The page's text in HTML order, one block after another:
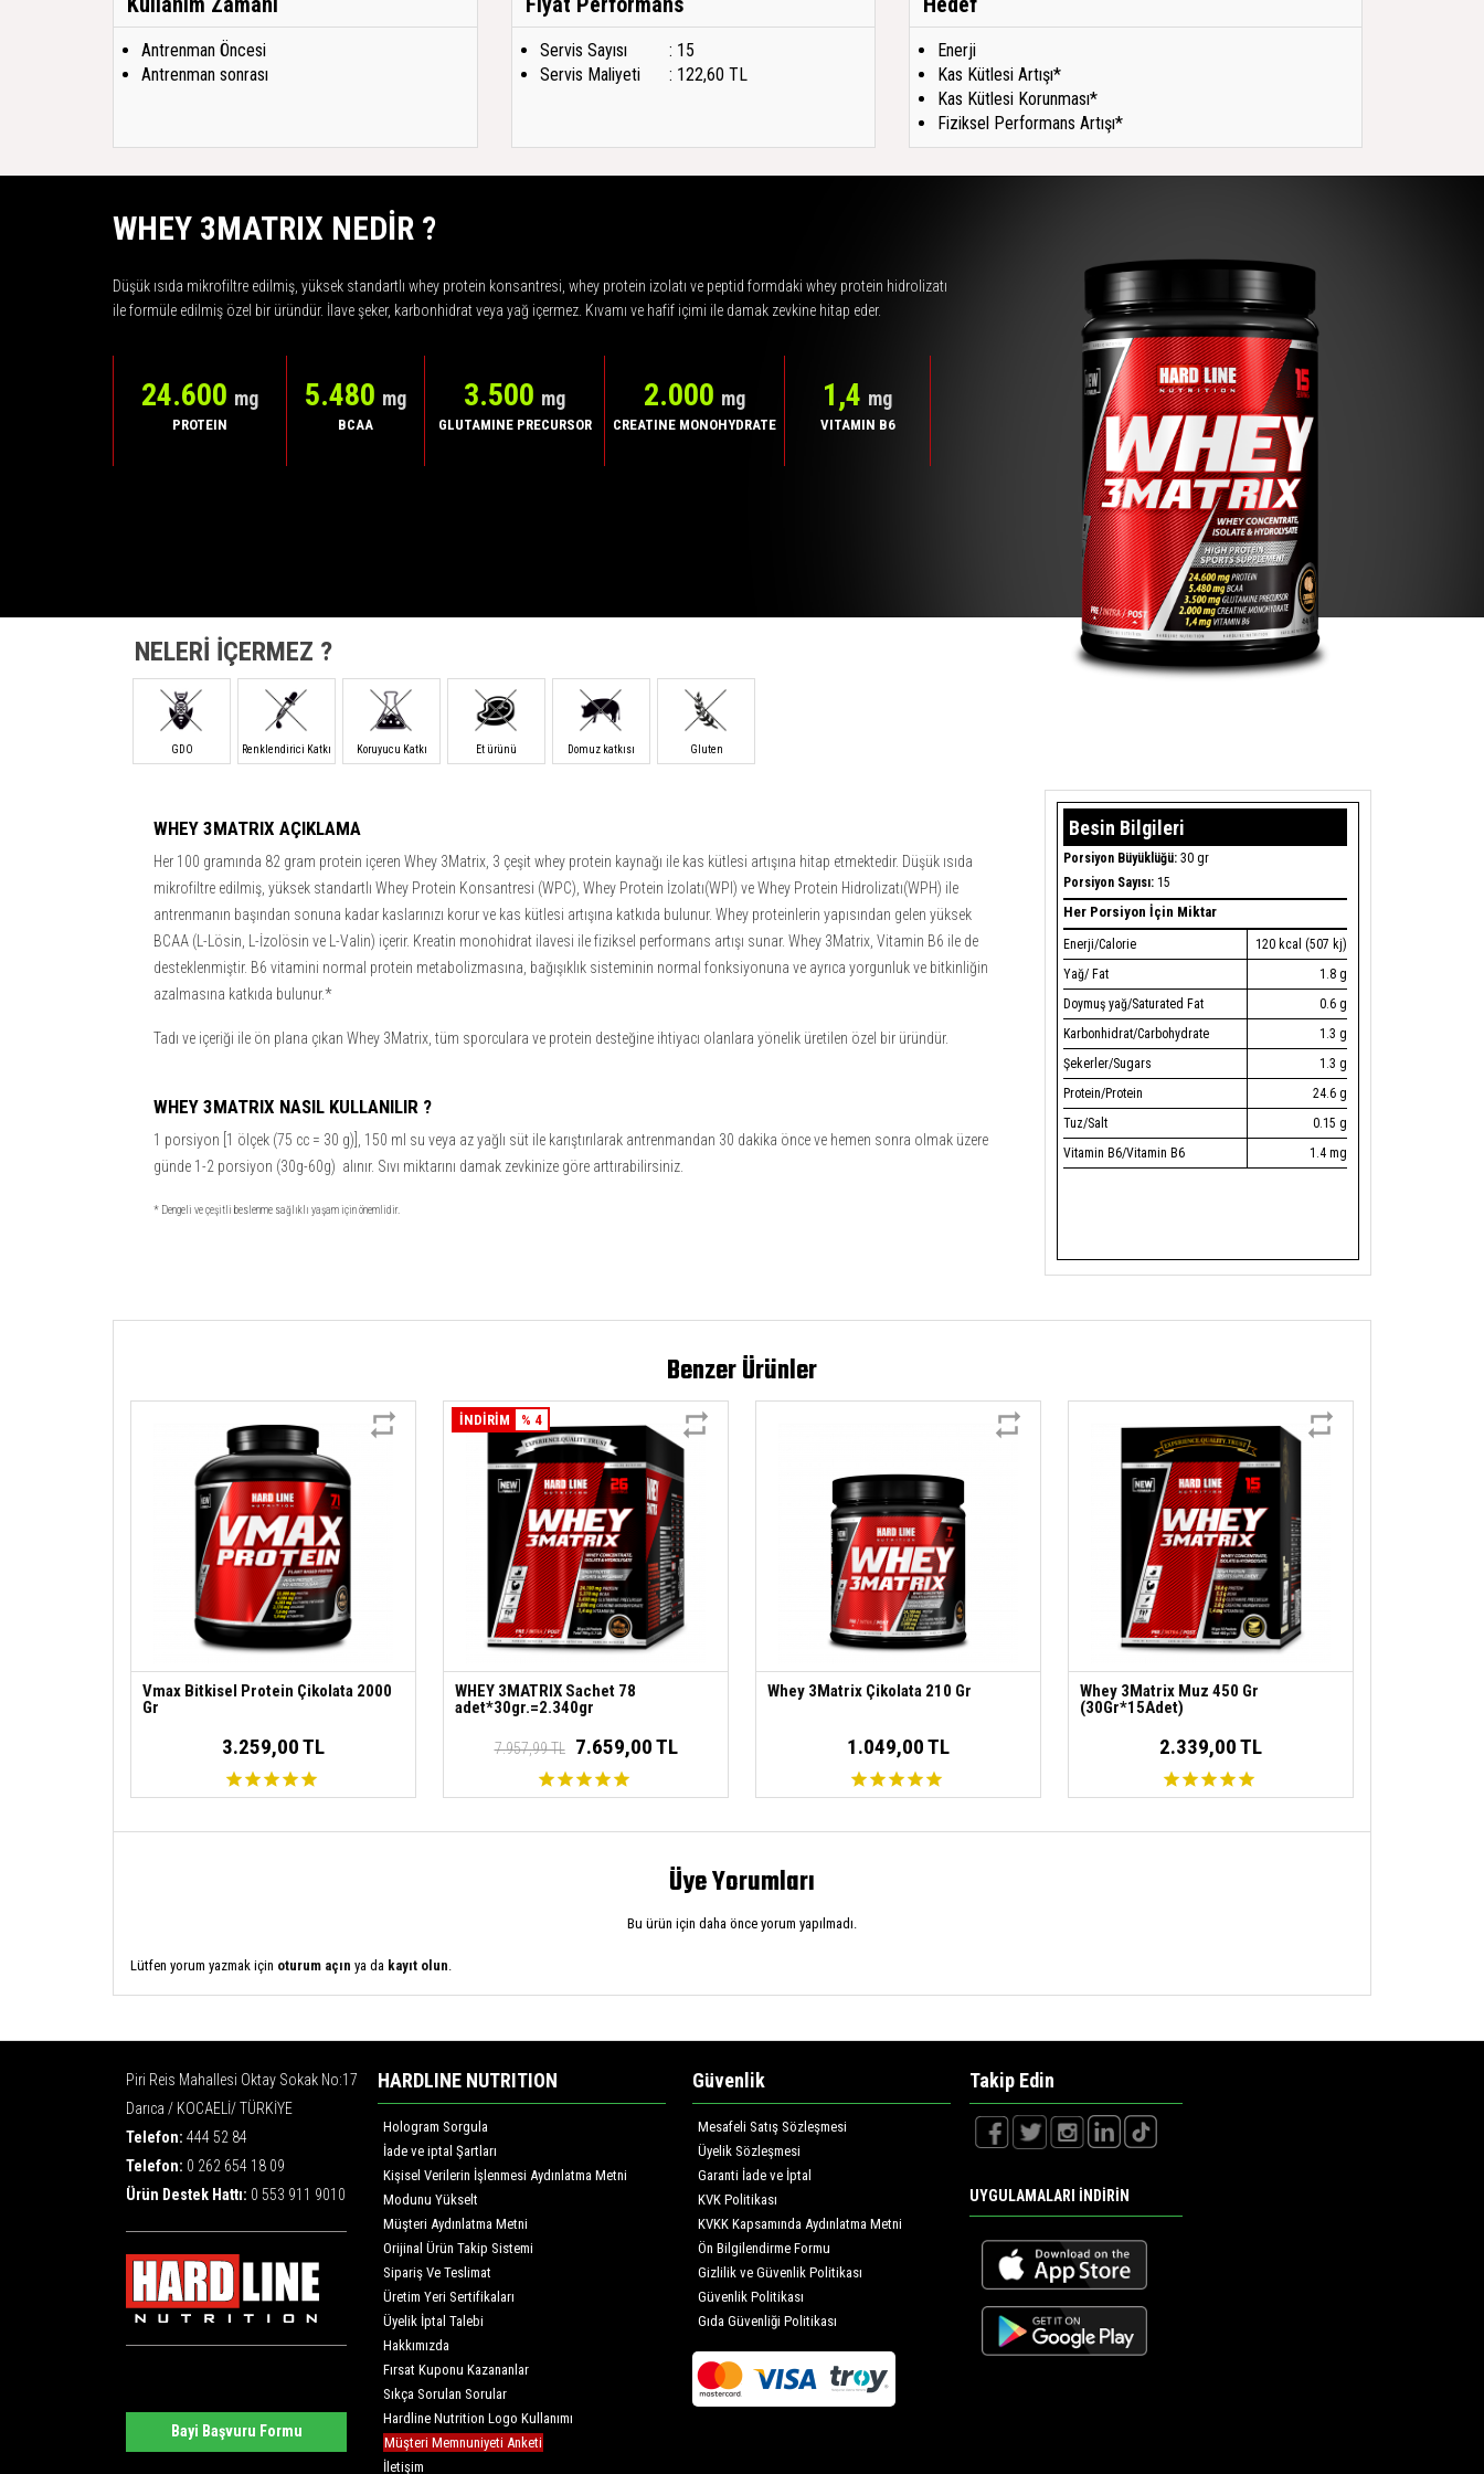
Antrenman Öncesi
Antrenman sonrası
Servis Sayısı
: 15
Servis Maliyeti
: 122,60 TL
Enerji
Kas Kütlesi Artışı*
Kas Kütlesi Korunması*
Fiziksel Performans Artışı*
WHEY 3MATRIX NEDİR ?
Düşük ısıda mikrofiltre edilmiş, yüksek standartlı whey protein konsantresi, whey protein izolatı ve peptid formdaki whey protein hidrolizatı
ile formüle edilmiş özel bir üründür. İlave şeker, karbonhidrat veya yağ içermez. Kıvamı ve hafif içimi ile damak zevkine hitap eder.
24.600 mg
PROTEIN
5.480 mg
BCAA
3.500 mg
GLUTAMINE PRECURSOR
2.000 mg
CREATINE MONOHYDRATE
1,4 mg
VITAMIN B6
NELERİ İÇERMEZ ?
GDO Renklendirici Katkı Koruyucu Katkı Et ürünü Domuz katkısı Gluten
WHEY 3MATRIX AÇIKLAMA
Her 100 gramında 82 gram protein içeren Whey 3Matrix, 3 çeşit whey protein kaynağı ile kas kütlesi artışına hitap etmektedir. Düşük ısıda
mikrofiltre edilmiş, yüksek standartlı Whey Protein Konsantresi (WPC), Whey Protein İzolatı(WPI) ve Whey Protein Hidrolizatı(WPH) ile
antrenmanın başından sonuna kadar kaslarınızı korur ve kas kütlesi artışına katkıda bulunur. Whey proteinlerin yapısından gelen yüksek
BCAA (L-Lösin, L-İzolösin ve L-Valin) içerir. Kreatin monohidrat ilavesi ile fiziksel performans artışı sunar. Whey 3Matrix, Vitamin B6 ile de
desteklenmiştir. B6 vitamini normal protein metabolizmasına, bağışıklık sisteminin normal fonksiyonuna ve ayrıca yorgunluk ve bitkinliğin
azalmasına katkıda bulunur.*
Tadı ve içeriği ile ön plana çıkan Whey 3Matrix, tüm sporculara ve protein desteğine ihtiyacı olanlara yönelik üretilen özel bir üründür.
WHEY 3MATRIX NASIL KULLANILIR ?
1 porsiyon [1 ölçek (75 cc = 30 g)], 150 ml su veya az yağlı süt ile karıştırılarak antrenmandan 30 dakika önce ve hemen sonra olmak üzere
günde 1-2 porsiyon (30g-60g) alınır. Sıvı miktarını damak zevkinize göre arttırabilirsiniz.
* Dengeli ve çeşitli beslenme sağlıklı yaşam için önemlidir.
Besin Bilgileri
Porsiyon Büyüklüğü: 30 gr
Porsiyon Sayısı: 15
Her Porsiyon İçin Miktar
Enerji/Calorie
120 kcal (507 kj)
Yağ/ Fat
1.8 g
Doymuş yağ/Saturated Fat
0.6 g
Karbonhidrat/Carbohydrate
1.3 g
Şekerler/Sugars
1.3 g
Protein/Protein
24.6 g
Tuz/Salt
0.15 g
Vitamin B6/Vitamin B6
1.4 mg
Benzer Ürünler
Vmax Bitkisel Protein Çikolata 2000
Gr
3.259,00 TL
İNDİRİM % 4
WHEY 3MATRIX Sachet 78
adet*30gr.=2.340gr
7.957,99 TL 7.659,00 TL
Whey 3Matrix Çikolata 210 Gr
1.049,00 TL
Whey 3Matrix Muz 450 Gr
(30Gr*15Adet)
2.339,00 TL
Üye Yorumları
Bu ürün için daha önce yorum yapılmadı.
Lütfen yorum yazmak için oturum açın ya da kayıt olun
Piri Reis Mahallesi Oktay Sokak No:17
Darıca / KOCAELİ/ TÜRKİYE
Telefon: 444 52 84
Telefon: 0 262 654 18 09
Ürün Destek Hattı: 0 553 911 9010
Bayi Başvuru Formu
HARDLINE NUTRITION
Hologram Sorgula
İade ve iptal Şartları
Kişisel Verilerin İşlenmesi Aydınlatma Metni
Modunu Yükselt
Müşteri Aydınlatma Metni
Orijinal Ürün Takip Sistemi
Sipariş Ve Teslimat
Üretim Yeri Sertifikaları
Üyelik İptal Talebi
Hakkımızda
Fırsat Kuponu Kazananlar
Sıkça Sorulan Sorular
Hardline Nutrition Logo Kullanımı
Müşteri Memnuniyeti Anketi
İletişim
Güvenlik
Mesafeli Satış Sözleşmesi
Üyelik Sözleşmesi
Garanti İade ve İptal
KVK Politikası
KVKK Kapsamında Aydınlatma Metni
Ön Bilgilendirme Formu
Gizlilik ve Güvenlik Politikası
Güvenlik Politikası
Gıda Güvenliği Politikası
Takip Edin
UYGULAMALARI İNDİRİN